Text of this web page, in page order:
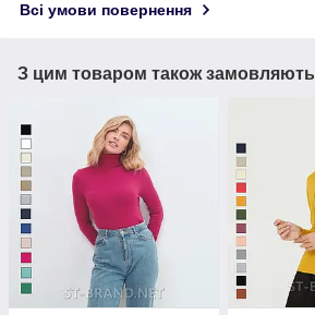
Всі умови повернення
З цим товаром також замовляють